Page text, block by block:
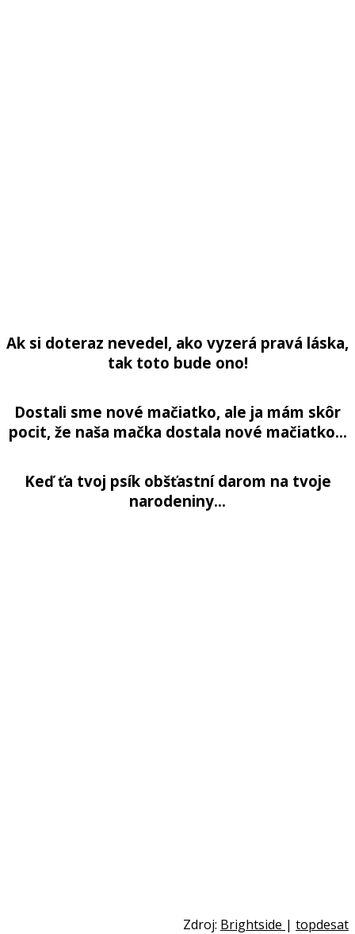
Ak si doteraz nevedel, ako vyzerá pravá láska,
tak toto bude ono!
Dostali sme nové mačiatko, ale ja mám skôr
pocit, že naša mačka dostala nové mačiatko…
Keď ťa tvoj psík obšťastní darom na tvoje
narodeniny…
Zdroj: Brightside | topdesat